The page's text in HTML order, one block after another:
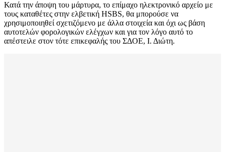
Κατά την άποψη του μάρτυρα, το επίμαχο ηλεκτρονικό αρχείο με
τους καταθέτες στην ελβετική HSBS, θα μπορούσε να
χρησιμοποιηθεί σχετιζόμενο με άλλα στοιχεία και όχι ως βάση
αυτοτελών φορολογικών ελέγχων και για τον λόγο αυτό το
απέστειλε στον τότε επικεφαλής του ΣΔΟΕ, Ι. Διώτη.